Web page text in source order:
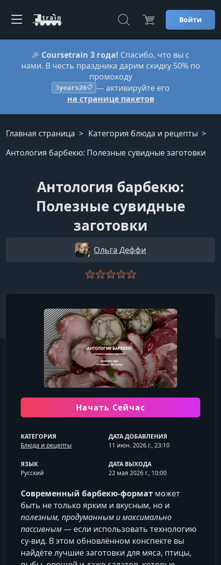
Войти
🎉 Coursetrain 3 года! Спасибо, что вы с
нами. В честь праздника дарим скидку 50% по
промокоду
3years26📋 — активируйте его
на странице пакетов
Главная страница
Категория блюда и рецепты
Антология барбекю: Полезные сувидные заготовки
Антология барбекю:
Полезные сувидные
заготовки
Ольга Деффи
Начать Сейчас
КАТЕГОРИЯ
Блюда и рецепты
ДАТА ДОБАВЛЕНИЯ
11 июн. 2026 г., 23:10
ЯЗЫК
Русский
ДАТА ВЫХОДА
22 мая 2026 г., 10:00
Современный барбекю‑формат может
быть не только ярким и вкусным, но и
полезным, продуманным и максимально
пассивным— если использовать технологию
су‑вид. В этом обновлённом конспекте вы
найдёте лучшие заготовки для мяса, птицы,